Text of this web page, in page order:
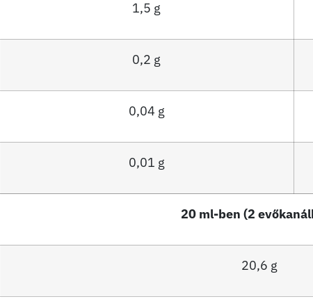
1,5 g
0,2 g
0,04 g
0,01 g
20 ml-ben (2
20,6 g